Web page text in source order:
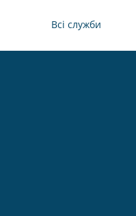
Всі служби